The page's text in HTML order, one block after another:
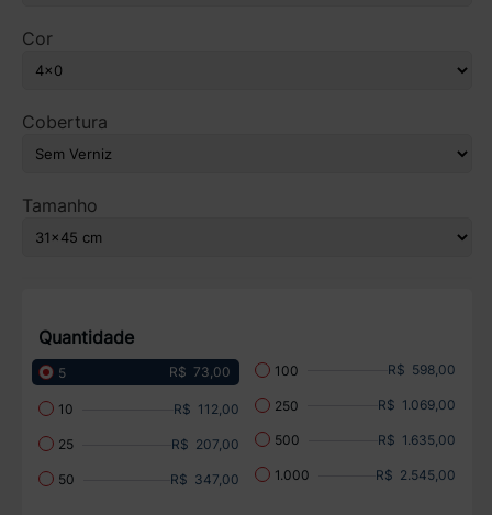
Cor
Cobertura
Tamanho
Quantidade
5 R$ 73,00
10 R$ 112,00
25 R$ 207,00
50 R$ 347,00
100 R$ 598,00
250 R$ 1.069,00
500 R$ 1.635,00
1.000 R$ 2.545,00